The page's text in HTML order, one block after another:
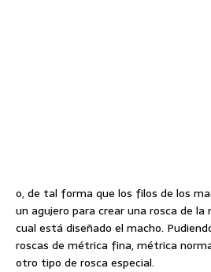
o, de tal forma que los filos de los
un agujero para crear una rosca de
cual está diseñado el macho.
roscas de métrica fina, métrica
otro tipo de rosca especial.